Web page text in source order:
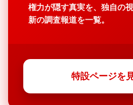
権力が隠す真実を、独自の
新の調査報道を一覧。
特設ページを